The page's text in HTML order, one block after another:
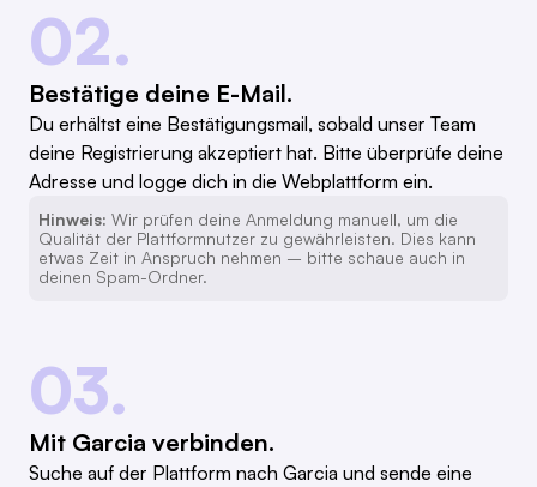
02.
Bestätige deine E-Mail.
Du erhältst eine Bestätigungsmail, sobald unser Team
deine Registrierung akzeptiert hat. Bitte überprüfe deine
Adresse und logge dich in die Webplattform ein.
Hinweis: Wir prüfen deine Anmeldung manuell, um die
Qualität der Plattformnutzer zu gewährleisten. Dies kann
etwas Zeit in Anspruch nehmen – bitte schaue auch in
deinen Spam-Ordner.
03.
Mit Garcia verbinden.
Suche auf der Plattform nach Garcia und sende eine